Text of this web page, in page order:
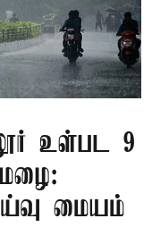
உள்பட 9
மையம்